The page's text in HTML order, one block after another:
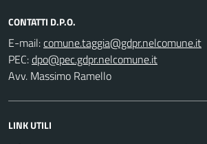
CONTATTI D.P.O.
E-mail:
PEC:
Avv. Massimo Ramello
LINK UTILI